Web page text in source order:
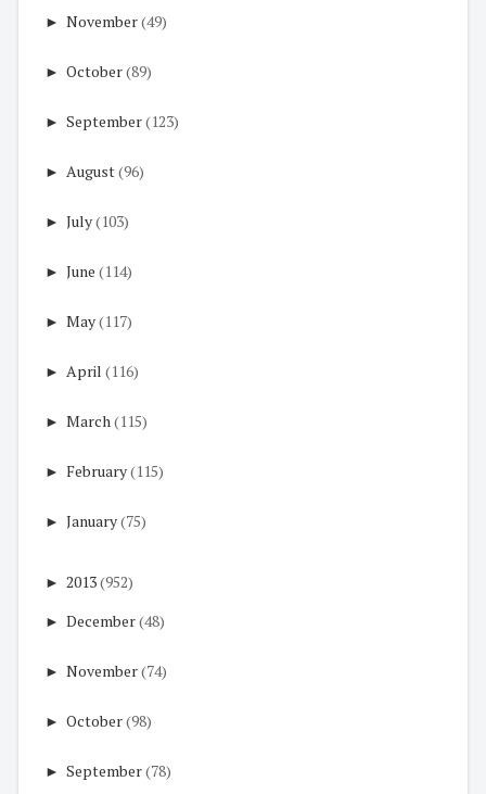
► November(49)
► October(89)
► September(123)
► August(96)
► July(103)
► June (114)
► May(117)
► April (116)
► March (115)
► February(115)
► January(75)
► 2013(952)
► December(48)
► November(74)
► October(98)
► September(78)